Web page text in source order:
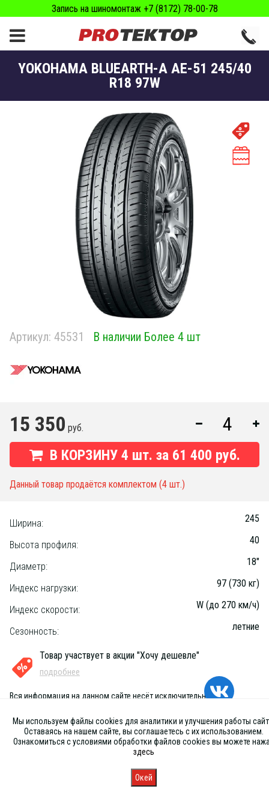
Запись на шиномонтаж +7 (8172) 78-00-78
YOKOHAMA BLUEARTH-A AE-51 245/40
R18 97W
Артикул: 45531 В наличии Более 4 шт
15 350 руб.
В КОРЗИНУ 4 шт. за 61 400 руб.
Данный товар продаётся комплектом (4 шт.)
Ширина: 245
Высота профиля: 40
Диаметр: 18"
Индекс нагрузки: 97 (730 кг)
Индекс скорости: W (до 270 км/ч)
Сезонность: летние
Товар участвует в акции "Хочу дешевле"
подробнее
Вся информация на данном сайте несёт исключительно
публичной офертой, определяемой положениями Статьи 437 (2) ГК
РФ
Запись
Мы используем файлы cookies для аналитики и улучшения работы
Оставаясь на нашем сайте, вы соглашаетесь с их использованием.
Ознакомиться с условиями обработки файлов cookies вы можете
здесь
Окей